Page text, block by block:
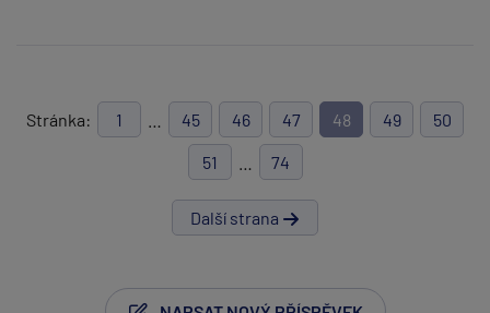
Stránka: 1 45 46 47 48 49 50
51 74
Další strana